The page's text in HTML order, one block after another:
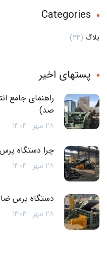
Categories
بلاگ (24)
پستهای اخیر
راهنمای جامع
صد)
28 مهر , 1404
چرا دستگاه
28 مهر , 1404
دستگاه پرس
28 مهر , 1404